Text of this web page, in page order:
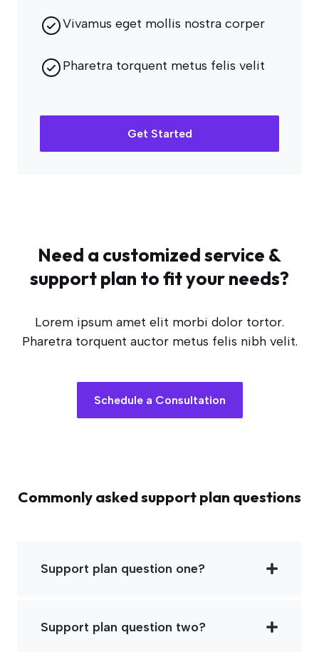
Vivamus eget mollis nostra corper
Pharetra torquent metus felis velit
Get Started
Need a customized service &
support plan to fit your needs?
Lorem ipsum amet elit morbi dolor tortor.
Pharetra torquent auctor metus felis nibh velit.
Schedule a Consultation
Commonly asked support plan questions
Support plan question one?
Support plan question two?